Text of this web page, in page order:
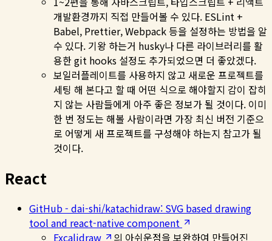
개발환경까지 직접 만들어볼 수 있다. ESLint +
Babel, Prettier, Webpack 등을 설정하는 방법을 알
수 있다. 기왕 하는거 husky나 다른 라이브러리를 활
용한 git hooks 설정도 추가되었으면 더 좋았겠다.
보일러플레이트를 사용하지 않고 새로운 프로젝트를
세팅 해 본다고 할 때 어떤 식으로 해야할지 감이 잡히
지 않는 사람들에게 아주 좋은 정보가 될 것이다. 이미
한 번 정도는 해볼 사람이라면 가장 최신 버전 기준으
로 어떻게 새 프로젝트를 구성해야 하는지 참고가 될
것이다.
React
GitHub - dai-shi/katachidraw: SVG based drawing
tool and react-native component
Excalidraw
의 아쉬운점을 보완하여 만들어진